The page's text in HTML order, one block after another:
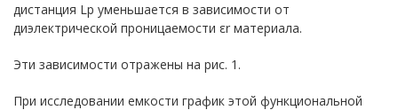
дистанция Lр уменьшается в зависимости от
диэлектрической проницаемости εr материала.
Эти зависимости отражены на рис. 1.
При исследовании емкости график этой функциональной